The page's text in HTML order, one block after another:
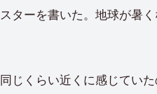
ターを書いた。地球が暑
じくらい近くに感じていた